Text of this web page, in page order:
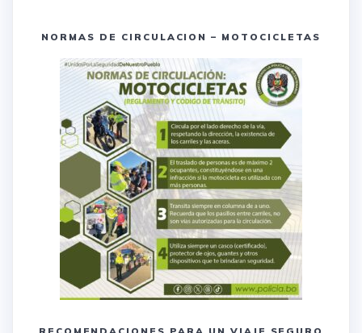
NORMAS DE CIRCULACION – MOTOCICLETAS